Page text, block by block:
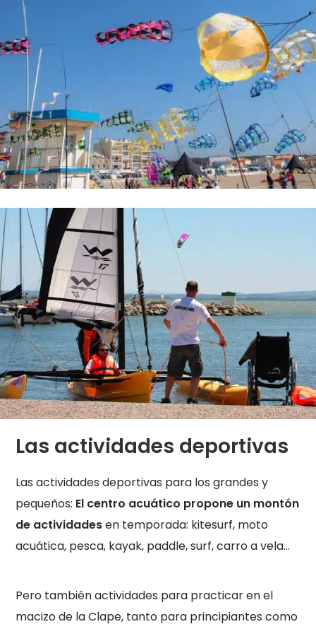
Las actividades deportivas
Las actividades deportivas para los grandes y
pequeños: El centro acuático propone un montón
de actividadesen temporada: kitesurf, moto
acuática, pesca, kayak, paddle, surf, carro a vela…
Pero también actividades para practicar en el
macizo de la Clape, tanto para principiantes como